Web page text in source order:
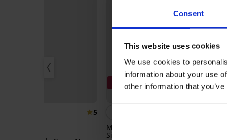
Consent
This website uses cookies
We use cookies to
information about your use
other information that
5
3+1 GRATIS
Majtki wyszczuplające
Simple Push-Up z wysokim